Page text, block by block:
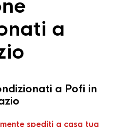
a
a Pofi in
spediti a casa tua